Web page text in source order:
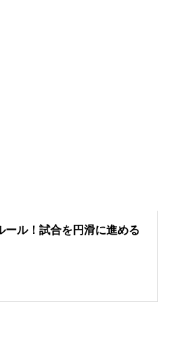
ール！試合を円滑に進める